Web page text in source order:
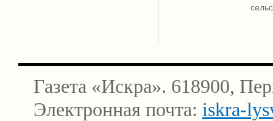
Газета «Искра». 618900,
Электронная почта: iskra-